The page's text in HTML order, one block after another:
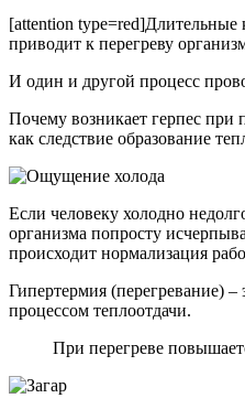
[attention type=red]Длительные
приводит к перегреву
И один и другой процесс
Почему возникает герпес при
как следствие образование
Если человеку холодно
организма попросту
происходит нормализация
Гипертермия (перегревание)
процессом теплоотдачи.
При перегреве